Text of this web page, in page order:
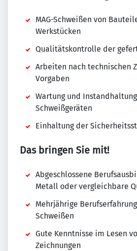
MAG-Schweißen von
Werkstücken
Qualitätskontrolle der
Arbeiten nach technischen
Vorgaben
Wartung und
Schweißgeräten
Einhaltung der
Das bringen Sie mit!
Abgeschlossene
Metall oder vergleichbare
Mehrjährige
Schweißen
Gute Kenntnisse im Lesen
Zeichnungen